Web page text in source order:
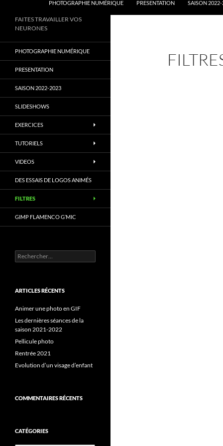
PHOTOGRAPHIE NUMÉRIQUE
PRESENTATION SAISON
FAITES TRAVAILLER VOS
NEURONES
PHOTOGRAPHIE NUMÉRIQUE
PRESENTATION
SAISON 2022-2023
SLIDESHOWS
EXERCICES
TUTORIELS
VIDEOS
DES ESSAIS DE LOGOS ANIMÉS
FILTRES
GIMP FLAMENCO G’MIC
Rechercher :
ARTICLES RÉCENTS
Animer une photo en GIF
Les dernières séances de la
saison 2021-2022
Pellicule photo
Rentrée 2021
Evolution d’un visage d’enfant
COMMENTAIRES RÉCENTS
CATÉGORIES